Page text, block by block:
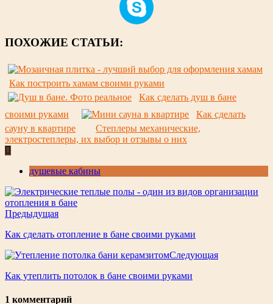
ПОХОЖИЕ СТАТЬИ:
Как построить хамам своими руками
Как сделать душ в бане
своими руками
Как сделать
сауну в квартире
Степлеры механические,
электростеплеры, их выбор и отзывы о них
душевые кабины
Предыдущая
Как сделать отопление в бане своими руками
Следующая
Как утеплить потолок в бане своими руками
1 комментарий